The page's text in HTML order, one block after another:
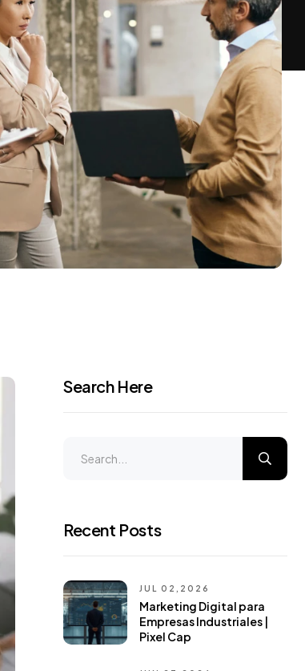
Search Here
Recent Posts
JUL 02,2026
Marketing Digital para
Empresas Industriales |
Pixel Cap